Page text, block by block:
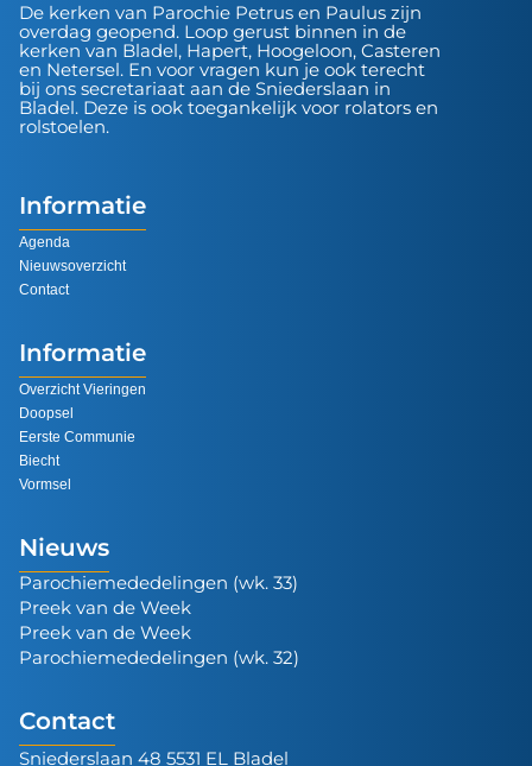
De kerken van Parochie Petrus en Paulus zijn
overdag geopend. Loop gerust binnen in de
kerken van Bladel, Hapert, Hoogeloon, Casteren
en Netersel. En voor vragen kun je ook terecht
bij ons secretariaat aan de Sniederslaan in
Bladel. Deze is ook toegankelijk voor rolators en
rolstoelen.
Informatie
Agenda
Nieuwsoverzicht
Contact
Informatie
Overzicht Vieringen
Doopsel
Eerste Communie
Biecht
Vormsel
Nieuws
Parochiemededelingen (wk. 33)
Preek van de Week
Preek van de Week
Parochiemededelingen (wk. 32)
Contact
Sniederslaan 48 5531 EL Bladel